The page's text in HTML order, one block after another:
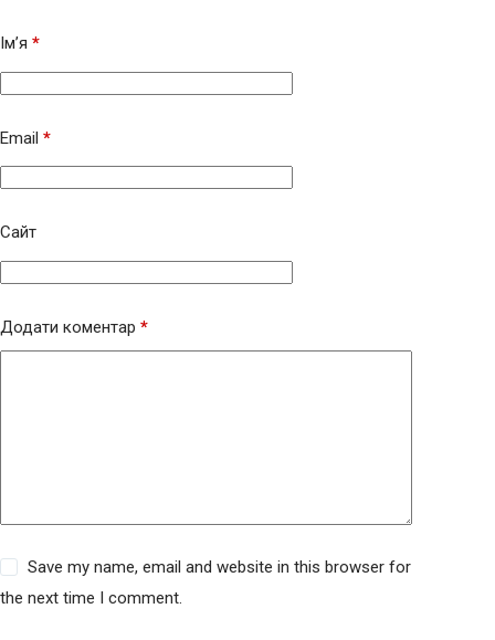
Ім’я *
Email *
Сайт
Додати коментар *
Save my name, email and website in this browser for
the next time I comment.